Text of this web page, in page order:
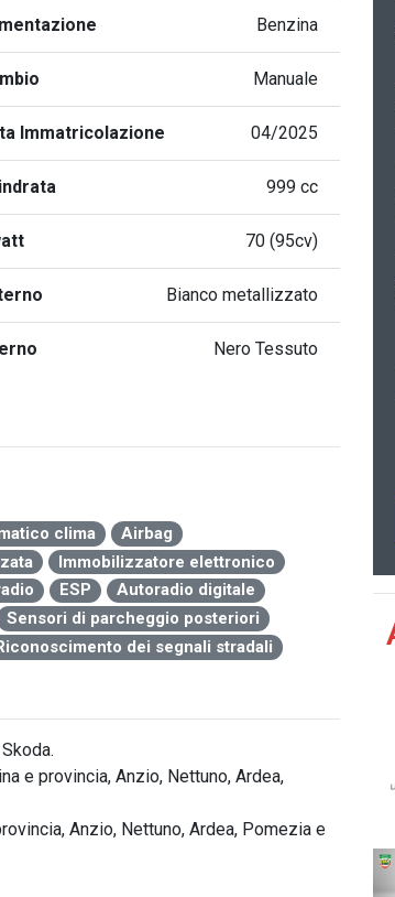
Benzina
Manuale
Immatricolazione 04/2025
999 cc
70 (95cv)
Bianco metallizzato
Nero Tessuto
clima
Airbag
Immobilizzatore elettronico
ESP
Autoradio digitale
Sensori di parcheggio posteriori
dei segnali stradali
e provincia, Anzio, Nettuno, Ardea,
Anzio, Nettuno, Ardea, Pomezia e